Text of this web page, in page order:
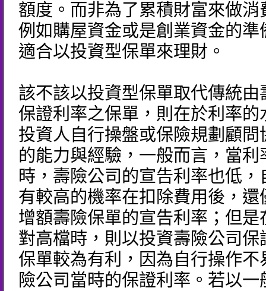
額度。而非為了累積財富來做消
例如購屋資金或是創業資金的準
適合以投資型保單來理財。
該不該以投資型保單取代傳統由
保證利率之保單，則在於利率的
投資人自行操盤或保險規劃顧問
的能力與經驗，一般而言，當利
時，壽險公司的宣告利率也低，
有較高的機率在扣除費用後，還
增額壽險保單的宣告利率；但是
對高檔時，則以投資壽險公司保
保單較為有利，因為自行操作不
險公司當時的保證利率。若以一